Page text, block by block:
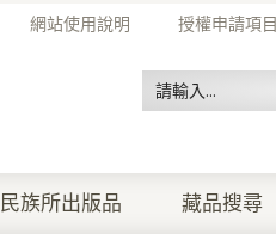
網站使用說明 授權申請項目
民族所出版品 藏品搜尋